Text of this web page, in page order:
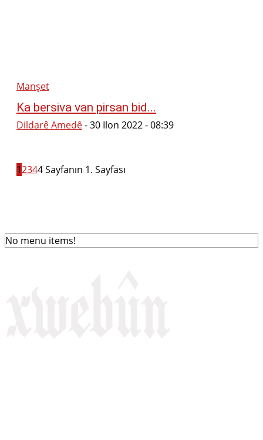
Manşet
Ka bersiva van pirsan bid...
Dildarê Amedê-30 Ilon 2022 - 08:39
12344 Sayfanın 1. Sayfası
No menu items!